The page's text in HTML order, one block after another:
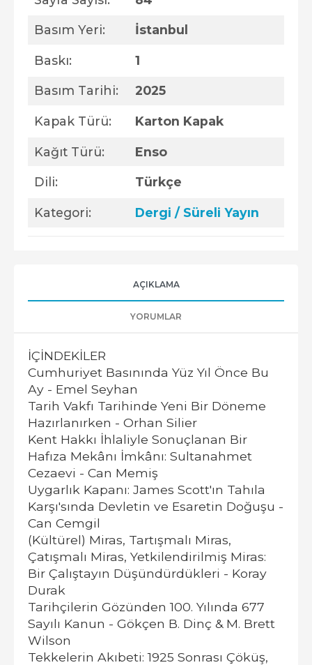
Basım Yeri: İstanbul
Baskı: 1
Basım Tarihi: 2025
Kapak Türü: Karton Kapak
Kağıt Türü: Enso
Dili: Türkçe
Kategori: Dergi / Süreli Yayın
AÇIKLAMA
YORUMLAR
İÇİNDEKİLER
Cumhuriyet Basınında Yüz Yıl Önce Bu
Ay - Emel Seyhan
Tarih Vakfı Tarihinde Yeni Bir Döneme
Hazırlanırken - Orhan Silier
Kent Hakkı İhlaliyle Sonuçlanan Bir
Hafıza Mekânı İmkânı: Sultanahmet
Cezaevi - Can Memiş
Uygarlık Kapanı: James Scott'ın Tahıla
Karşı'sında Devletin ve Esaretin Doğuşu -
Can Cemgil
(Kültürel) Miras, Tartışmalı Miras,
Çatışmalı Miras, Yetkilendirilmiş Miras:
Bir Çalıştayın Düşündürdükleri - Koray
Durak
Tarihçilerin Gözünden 100. Yılında 677
Sayılı Kanun - Gökçen B. Dinç & M. Brett
Wilson
Tekkelerin Akıbeti: 1925 Sonrası Çöküş,